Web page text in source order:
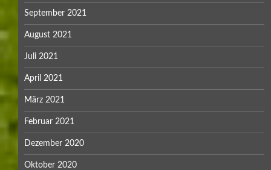
September 2021
August 2021
Juli 2021
April 2021
März 2021
Februar 2021
Dezember 2020
Oktober 2020